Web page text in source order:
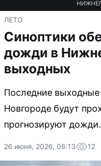
ЛЕТО
Синоптики
дожди в
выходных
Последние
Новгороде будут
прогнозируют дожди.
26 июня, 2026, 06:13 12